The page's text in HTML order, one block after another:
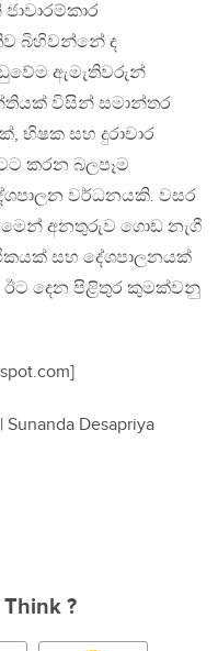
බිහිවන්නේ ද
ඇමැතිවරුන්
විසින් සමාන්තර
භිෂක සහ දුරාචාර
කරන බලපෑම
වර්ධනයකි. වසර
අනතුරුව ගොඩ නැගී
සහ දේශපාලනයක්
දෙන පිළිතුර කුමක්වනු
| Sunanda Desapriya
?